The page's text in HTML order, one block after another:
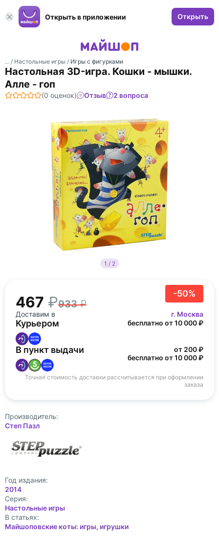
Открыть в приложении Открыть
... / Настольные игры / Игры с фигурками
Настольная 3D-игра. Кошки - мышки.
Алле - гоп
(0 оценок) Отзыв 2 вопроса
1 / 2
-50%
467 933
Доставим в г. Москва
Курьером бесплатно от 10 000 ₽
В пункт выдачи
от 200 ₽
бесплатно от 10 000 ₽
Точная стоимость доставки рассчитывается при оформлении
заказа
Производитель:
Степ Пазл
Год издания:
2014
Cерия:
Настольные игры
В статьях:
Майшоповские коты: игры, игрушки